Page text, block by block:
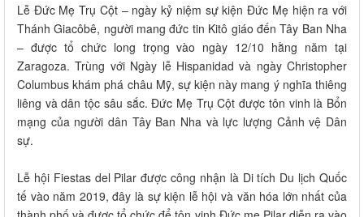
Lễ Đức Mẹ Trụ Cột – ngày kỷ niệm sự kiện Đức Mẹ hiện ra với
Thánh Giacôbê, người mang đức tin Kitô giáo đến Tây Ban Nha
– được tổ chức long trọng vào ngày 12/10 hằng năm tại
Zaragoza. Trùng với Ngày lễ Hispanidad và ngày Christopher
Columbus khám phá châu Mỹ, sự kiện này mang ý nghĩa thiêng
liêng và dân tộc sâu sắc. Đức Mẹ Trụ Cột được tôn vinh là Bổn
mạng của người dân Tây Ban Nha và lực lượng Cảnh vệ Dân
sự.
Lễ hội Fiestas del Pilar được công nhận là Di tích Du lịch Quốc
tế vào năm 2019, đây là sự kiện lễ hội và văn hóa lớn nhất của